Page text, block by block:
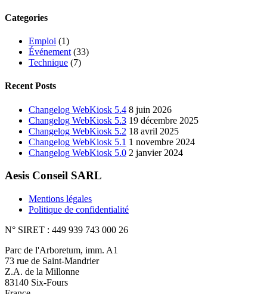
Categories
Emploi (1)
Événement (33)
Technique (7)
Recent Posts
Changelog WebKiosk 5.4 8 juin 2026
Changelog WebKiosk 5.3 19 décembre 2025
Changelog WebKiosk 5.2 18 avril 2025
Changelog WebKiosk 5.1 1 novembre 2024
Changelog WebKiosk 5.0 2 janvier 2024
Aesis Conseil SARL
Mentions légales
Politique de confidentialité
N° SIRET : 449 939 743 000 26
Parc de l'Arboretum, imm. A1
73 rue de Saint-Mandrier
Z.A. de la Millonne
83140 Six-Fours